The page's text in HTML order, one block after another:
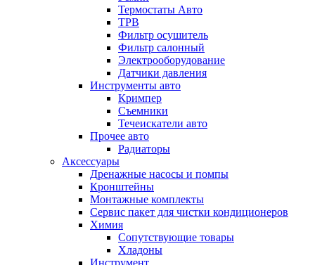
Термостаты Авто
ТРВ
Фильтр осушитель
Фильтр салонный
Электрооборудование
Датчики давления
Инструменты авто
Кримпер
Съемники
Течеискатели авто
Прочее авто
Радиаторы
Аксессуары
Дренажные насосы и помпы
Кронштейны
Монтажные комплекты
Сервис пакет для чистки кондиционеров
Химия
Сопутствующие товары
Хладоны
Инструмент